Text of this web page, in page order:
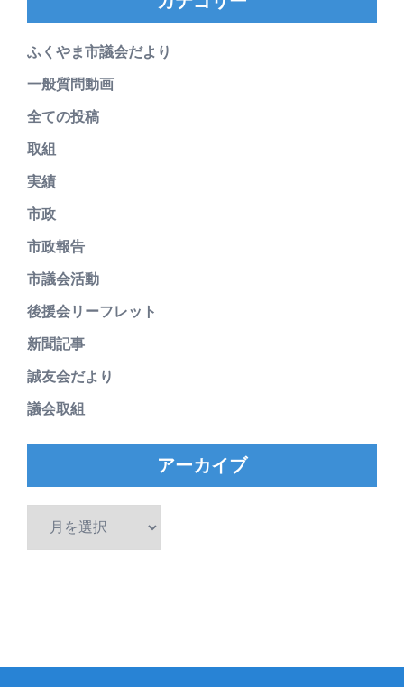
ふくやま市議会だより
一般質問動画
全ての投稿
取組
実績
市政
市政報告
市議会活動
後援会リーフレット
新聞記事
誠友会だより
議会取組
アーカイブ